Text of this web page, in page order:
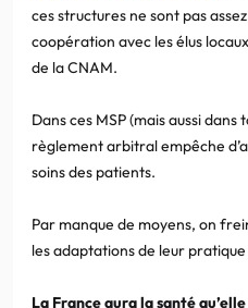
ces structures ne sont pas
coopération avec les élus
de la CNAM.
Dans ces MSP (mais aussi
règlement arbitral empêche
soins des patients.
Par manque de moyens, on
les adaptations de leur
La France aura la santé